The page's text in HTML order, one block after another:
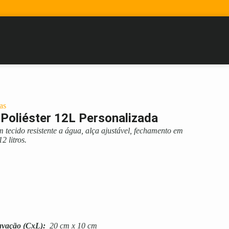
12L Personalizada
tecido resistente a água, alça ajustável, fechamento em
litros.
(CxL): 20 cm x 10 cm